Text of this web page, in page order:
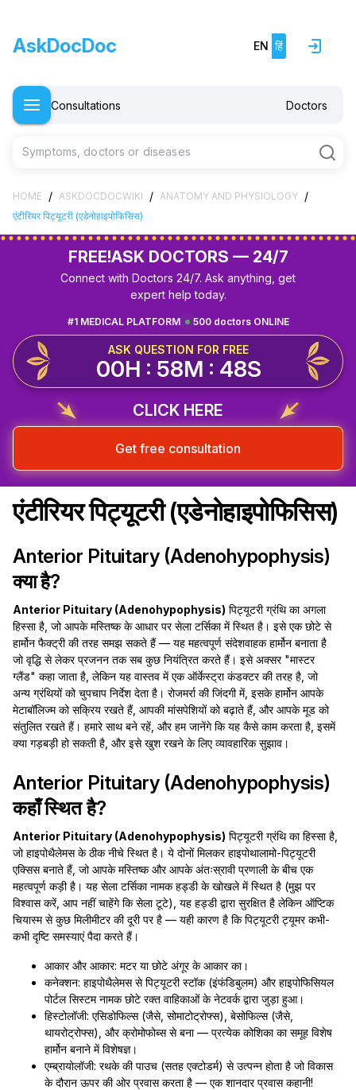
AskDocDoc EN हिं
Consultations Doctors
Symptoms, doctors or diseases
HOME / ASKDOCDOCWIKI / ANATOMY AND PHYSIOLOGY /
एंटीरियर पिट्यूटरी (एडेनोहाइपोफिसिस)
FREE!ASK DOCTORS — 24/7
Connect with Doctors 24/7. Ask anything, get
expert help today.
500 doctors ONLINE
#1 MEDICAL PLATFORM
ASK QUESTION FOR FREE
00H : 58M : 47S
CLICK HERE
Get free consultation
एंटीरियर पिट्यूटरी (एडेनोहाइपोफिसिस)
Anterior Pituitary (Adenohypophysis)
क्या है?
Anterior Pituitary (Adenohypophysis) पिट्यूटरी ग्रंथि का अगला
हिस्सा है, जो आपके मस्तिष्क के आधार पर सेला टर्सिका में स्थित है। इसे एक छोटे से
हार्मोन फैक्ट्री की तरह समझ सकते हैं — यह महत्वपूर्ण संदेशवाहक हार्मोन बनाता है
जो वृद्धि से लेकर प्रजनन तक सब कुछ नियंत्रित करते हैं। इसे अक्सर "मास्टर
ग्लैंड" कहा जाता है, लेकिन यह वास्तव में एक ऑर्केस्ट्रा कंडक्टर की तरह है, जो
अन्य ग्रंथियों को चुपचाप निर्देश देता है। रोजमर्रा की जिंदगी में, इसके हार्मोन आपके
मेटाबॉलिज्म को सक्रिय रखते हैं, आपकी मांसपेशियों को बढ़ाते हैं, और आपके मूड को
संतुलित रखते हैं। हमारे साथ बने रहें, और हम जानेंगे कि यह कैसे काम करता है, इसमें
क्या गड़बड़ी हो सकती है, और इसे खुश रखने के लिए व्यावहारिक सुझाव।
Anterior Pituitary (Adenohypophysis)
कहाँ स्थित है?
Anterior Pituitary (Adenohypophysis) पिट्यूटरी ग्रंथि का हिस्सा है,
जो हाइपोथैलेमस के ठीक नीचे स्थित है। ये दोनों मिलकर हाइपोथालामो-पिट्यूटरी
एक्सिस बनाते हैं, जो आपके मस्तिष्क और आपके अंतःस्रावी प्रणाली के बीच एक
महत्वपूर्ण कड़ी है। यह सेला टर्सिका नामक हड्डी के खोखले में स्थित है (मुझ पर
विश्वास करें, आप नहीं चाहेंगे कि सेला टूटे), यह हड्डी द्वारा सुरक्षित है लेकिन ऑप्टिक
चियास्म से कुछ मिलीमीटर की दूरी पर है — यही कारण है कि पिट्यूटरी ट्यूमर कभी-
कभी दृष्टि समस्याएं पैदा करते हैं।
आकार और आकार: मटर या छोटे अंगूर के आकार का।
कनेक्शन: हाइपोथैलेमस से पिट्यूटरी स्टॉक (इंफंडिबुलम) और हाइपोफिसियल
पोर्टल सिस्टम नामक छोटे रक्त वाहिकाओं के नेटवर्क द्वारा जुड़ा हुआ।
हिस्टोलॉजी: एसिडोफिल्स (जैसे, सोमाटोट्रोफ्स), बेसोफिल्स (जैसे,
थायरोट्रोफ्स), और क्रोमोफोब्स से बना — प्रत्येक कोशिका का समूह विशेष
हार्मोन बनाने में विशेषज्ञ।
एम्ब्रायोलॉजी: रथके की पाउच (सतह एक्टोडर्म) से उत्पन्न होता है जो विकास
के दौरान ऊपर की ओर प्रवास करता है — एक शानदार प्रवास कहानी!